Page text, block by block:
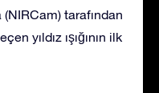
(NIRCam) tarafından
yıldız ışığının ilk